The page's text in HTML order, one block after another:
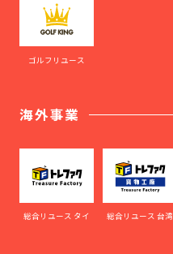
ゴルフリユース
海外事業
総合リユース タイ 総合リユース 台湾